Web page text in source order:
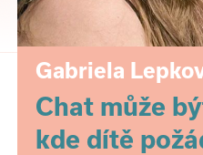
Gabriela
Chat může
kde dítě